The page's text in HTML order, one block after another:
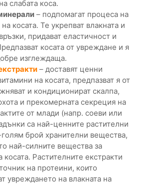
слабата коса.
– подпомагат процеса на
косата. Те укрепват влакната и
придават еластичност и
косата от увреждане и я
изглеждаща.
– доставят ценни
на косата, предпазват я от
и кондиционират скалпа,
и прекомерната секреция на
от млади (напр. соеви или
са най-ценните растителни
брой хранителни вещества,
най-силните вещества за
косата. Растителните екстракти
на протеини, които
увреждането на влакната на